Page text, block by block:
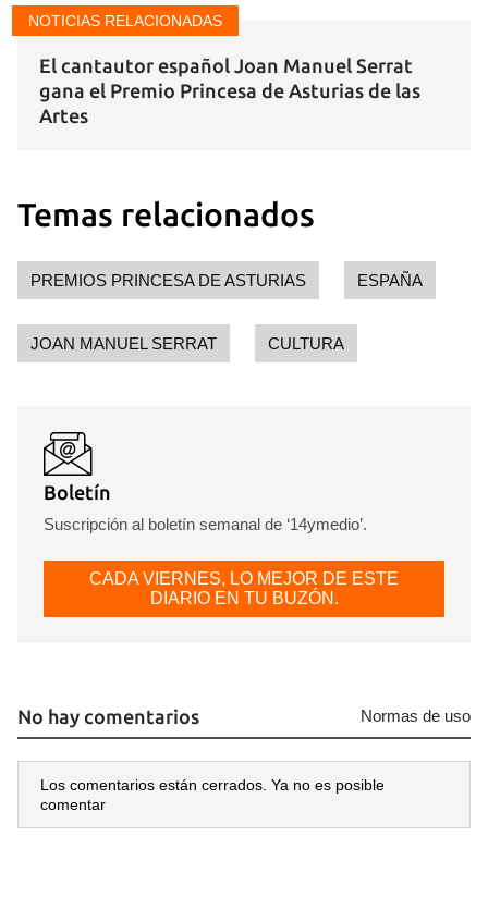
Guardar como favorito
Para poder guardar como favorito, primero has de
iniciar sesión con tu cuenta de 14ymedio.
NOTICIAS RELACIONADAS
El cantautor español Joan Manuel Serrat
gana el Premio Princesa de Asturias de las
Artes
Temas relacionados
PREMIOS PRINCESA DE ASTURIAS ESPAÑA
JOAN MANUEL SERRAT CULTURA
Boletín
Suscripción al boletín semanal de ‘14ymedio’.
CADA VIERNES, LO MEJOR DE ESTE
DIARIO EN TU BUZÓN.
No hay comentarios Normas de uso
Los comentarios están cerrados. Ya no es posible
comentar